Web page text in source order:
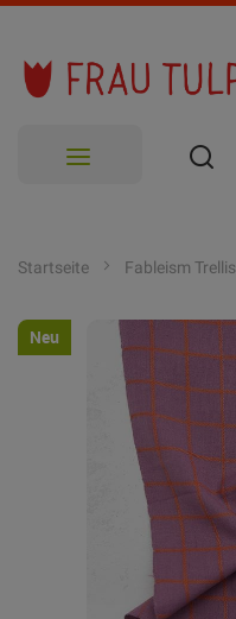
Startseite Fableism
Zum
Ende
Neu